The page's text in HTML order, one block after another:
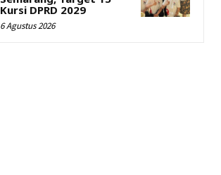
Kursi DPRD 2029
6 Agustus 2026